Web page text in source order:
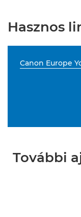
Hasznos
Canon Europe
További